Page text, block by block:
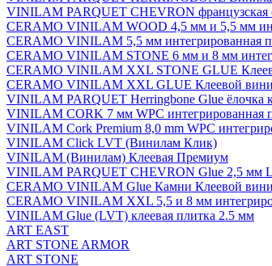
VINILAM PARQUET CHEVRON французская
CERAMO VINILAM WOOD 4,5 мм и 5,5 мм
CERAMO VINILAM 5,5 мм интегрированная
CERAMO VINILAM STONE 6 мм и 8 мм
CERAMO VINILAM XXL STONE GLUE
CERAMO VINILAM XXL GLUE Клеевой
VINILAM PARQUET Herringbone Glue ёлочка
VINILAM CORK 7 мм WPC интегрированная
VINILAM Cork Premium 8,0 mm WPC
VINILAM Click LVT (Винилам Клик)
VINILAM (Винилам) Клеевая Премиум
VINILAM PARQUET CHEVRON Glue 2,5 мм
CERAMO VINILAM Glue Камни Клеевой
CERAMO VINILAM XXL 5,5 и 8 мм
VINILAM Glue (LVT) клеевая плитка 2.5 мм
ART EAST
ART STONE ARMOR
ART STONE